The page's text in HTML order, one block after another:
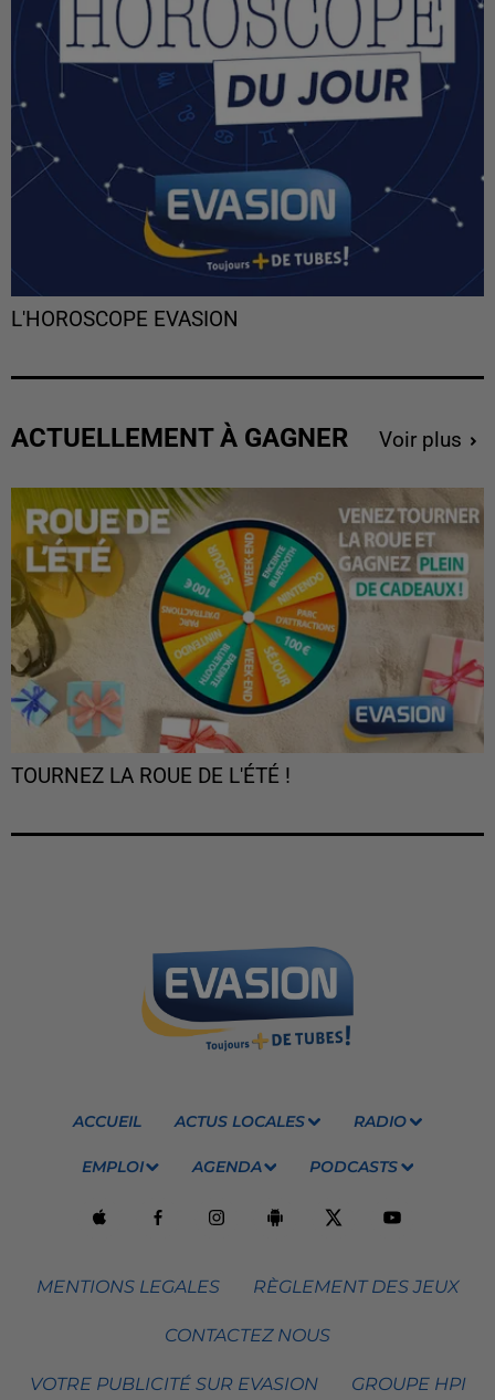
L'HOROSCOPE EVASION
ACTUELLEMENT À GAGNER Voir plus
TOURNEZ LA ROUE DE L'ÉTÉ !
ACCUEIL ACTUS LOCALES RADIO
EMPLOI AGENDA PODCASTS
MENTIONS LEGALES RÈGLEMENT DES JEUX
CONTACTEZ NOUS
VOTRE PUBLICITÉ SUR EVASION GROUPE HPI